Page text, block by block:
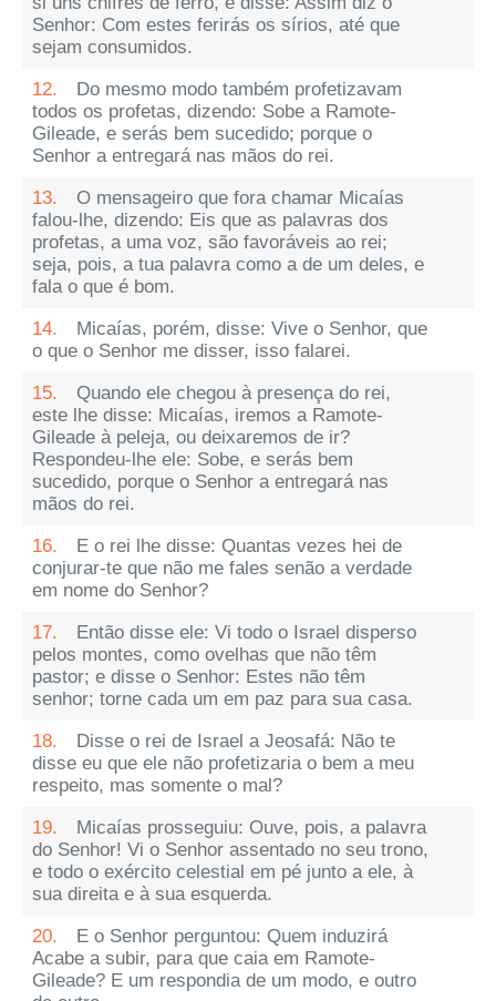
Senhor: Com estes ferirás os sírios, até que
sejam consumidos.
12.
Do mesmo modo também profetizavam
todos os profetas, dizendo: Sobe a Ramote-
Gileade, e serás bem sucedido; porque o
Senhor a entregará nas mãos do rei.
13.
O mensageiro que fora chamar Micaías
falou-lhe, dizendo: Eis que as palavras dos
profetas, a uma voz, são favoráveis ao rei;
seja, pois, a tua palavra como a de um deles, e
fala o que é bom.
14.
Micaías, porém, disse: Vive o Senhor, que
o que o Senhor me disser, isso falarei.
15.
Quando ele chegou à presença do rei,
este lhe disse: Micaías, iremos a Ramote-
Gileade à peleja, ou deixaremos de ir?
Respondeu-lhe ele: Sobe, e serás bem
sucedido, porque o Senhor a entregará nas
mãos do rei.
16.
E o rei lhe disse: Quantas vezes hei de
conjurar-te que não me fales senão a verdade
em nome do Senhor?
17.
Então disse ele: Vi todo o Israel disperso
pelos montes, como ovelhas que não têm
pastor; e disse o Senhor: Estes não têm
senhor; torne cada um em paz para sua casa.
18.
Disse o rei de Israel a Jeosafá: Não te
disse eu que ele não profetizaria o bem a meu
respeito, mas somente o mal?
19.
Micaías prosseguiu: Ouve, pois, a palavra
do Senhor! Vi o Senhor assentado no seu trono,
e todo o exército celestial em pé junto a ele, à
sua direita e à sua esquerda.
20.
E o Senhor perguntou: Quem induzirá
Acabe a subir, para que caia em Ramote-
Gileade? E um respondia de um modo, e outro